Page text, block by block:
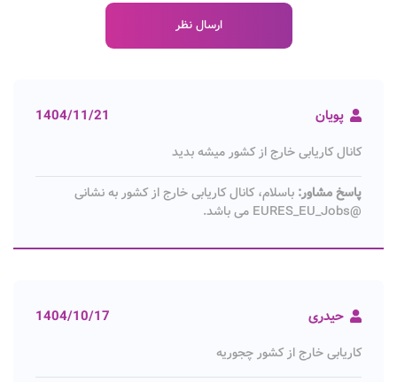
پویان 1404/11/21
کانال کاریابی خارج از کشور میشه بدید
پاسخ مشاور: باسلام، کانال کاریابی خارج از کشور به نشانی
@EURES_EU_Jobs می باشد.
حیدری 1404/10/17
کاریابی خارج از کشور چجوریه